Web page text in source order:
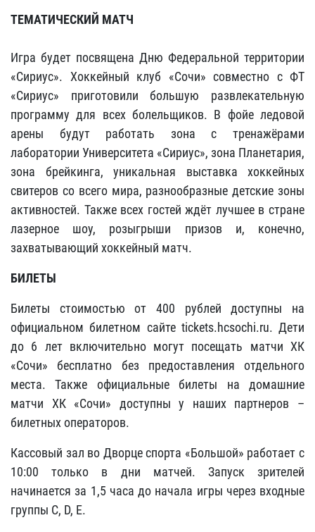
ТЕМАТИЧЕСКИЙ МАТЧ
Игра будет посвящена Дню Федеральной территории
«Сириус». Хоккейный клуб «Сочи» совместно с ФТ
«Сириус» приготовили большую развлекательную
программу для всех болельщиков. В фойе ледовой
арены будут работать зона с тренажёрами
лаборатории Университета «Сириус», зона Планетария,
зона брейкинга, уникальная выставка хоккейных
свитеров со всего мира, разнообразные детские зоны
активностей. Также всех гостей ждёт лучшее в стране
лазерное шоу, розыгрыши призов и, конечно,
захватывающий хоккейный матч.
БИЛЕТЫ
Билеты стоимостью от 400 рублей доступны на
официальном билетном сайте tickets.hcsochi.ru. Дети
до 6 лет включительно могут посещать матчи ХК
«Сочи» бесплатно без предоставления отдельного
места. Также официальные билеты на домашние
матчи ХК «Сочи» доступны у наших партнеров –
билетных операторов.
Кассовый зал во Дворце спорта «Большой» работает с
10:00 только в дни матчей. Запуск зрителей
начинается за 1,5 часа до начала игры через входные
группы C, D, E.